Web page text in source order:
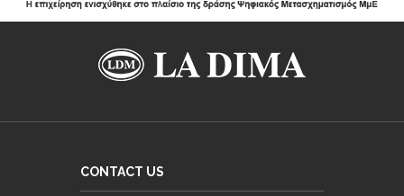
CONTACT US